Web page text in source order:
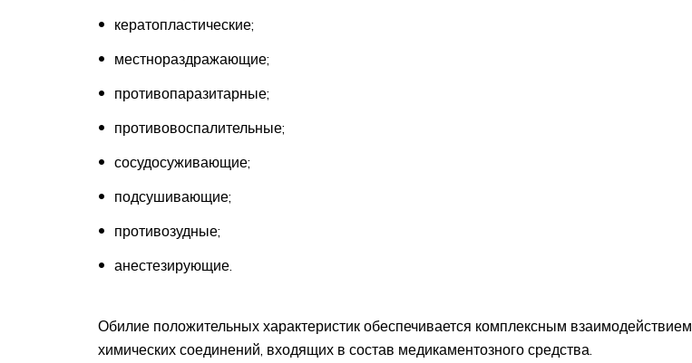
кератопластические;
местнораздражающие;
противопаразитарные;
противовоспалительные;
сосудосуживающие;
подсушивающие;
противозудные;
анестезирующие.
Обилие положительных характеристик обеспечивается комплексным взаимодействием
химических соединений, входящих в состав медикаментозного средства.